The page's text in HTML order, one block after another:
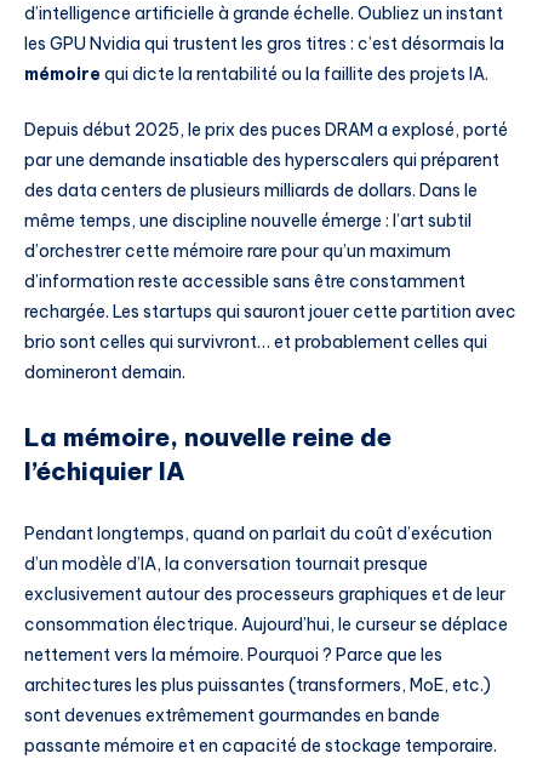
d’intelligence artificielle à grande échelle. Oubliez un instant
les GPU Nvidia qui trustent les gros titres : c’est désormais la
mémoirequi dicte la rentabilité ou la faillite des projets IA.
Depuis début 2025, le prix des puces DRAM a explosé, porté
par une demande insatiable des hyperscalers qui préparent
des data centers de plusieurs milliards de dollars. Dans le
même temps, une discipline nouvelle émerge : l’art subtil
d’orchestrer cette mémoire rare pour qu’un maximum
d’information reste accessible sans être constamment
rechargée. Les startups qui sauront jouer cette partition avec
brio sont celles qui survivront… et probablement celles qui
domineront demain.
La mémoire, nouvelle reine de
l’échiquier IA
Pendant longtemps, quand on parlait du coût d’exécution
d’un modèle d’IA, la conversation tournait presque
exclusivement autour des processeurs graphiques et de leur
consommation électrique. Aujourd’hui, le curseur se déplace
nettement vers la mémoire. Pourquoi ? Parce que les
architectures les plus puissantes (transformers, MoE, etc.)
sont devenues extrêmement gourmandes en bande
passante mémoire et en capacité de stockage temporaire.